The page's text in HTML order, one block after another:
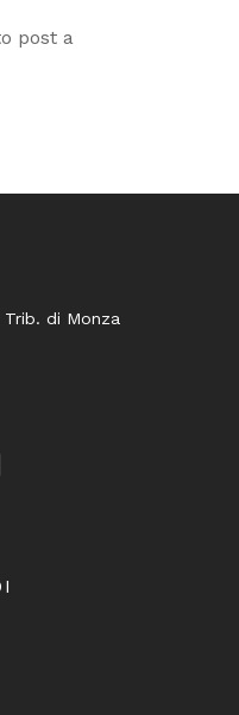
post a
di Monza